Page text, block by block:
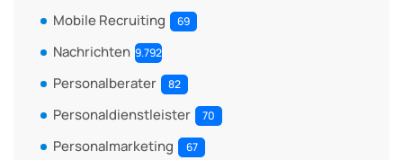
Mobile Recruiting 69
Nachrichten 9.792
Personalberater 82
Personaldienstleister 70
Personalmarketing 67